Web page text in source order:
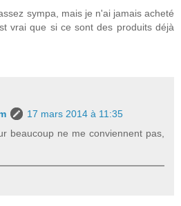
sympa, mais je n'ai jamais acheté
vrai que si ce sont des produits déjà
17 mars 2014 à 11:35
beaucoup ne me conviennent pas,